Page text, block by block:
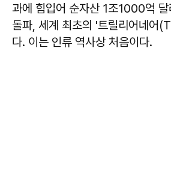
과에 힘입어 순자산 1조1000억
돌파, 세계 최초의 '트릴리어네어
다. 이는 인류 역사상 처음이다.